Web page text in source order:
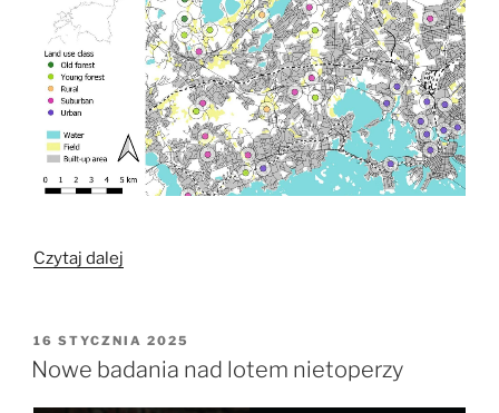
rezerwacie
Darwin
północno-
zachodniej
Rosji”
Czytaj dalej
lasów
dla
OPUBLIKOWANE
W
16 STYCZNIA 2025
Nowe badania nad lotem nietoperzy